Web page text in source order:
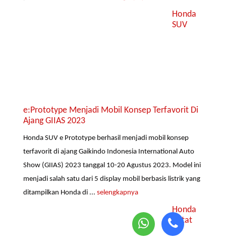
Honda
SUV
e:Prototype Menjadi Mobil Konsep Terfavorit Di
Ajang GIIAS 2023
Honda SUV e Prototype berhasil menjadi mobil konsep
terfavorit di ajang Gaikindo Indonesia International Auto
Show (GIIAS) 2023 tanggal 10-20 Agustus 2023. Model ini
menjadi salah satu dari 5 display mobil berbasis listrik yang
ditampilkan Honda di ...selengkapnya
Honda
Catat